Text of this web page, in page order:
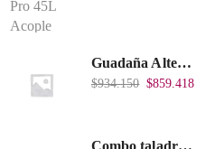
Guadaña Alterman A Gasolina 2T, De espalda, Eje Flexible, 43Cc, Xbc43B-I
$934.150 $859.418